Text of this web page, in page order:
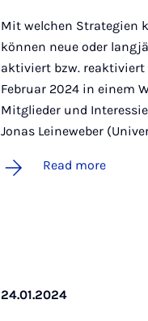
Mit welchen Strategien
können neue oder
aktiviert bzw. reaktiviert
Februar 2024 in einem
Mitglieder und
Jonas Leineweber
Read more
24.01.2024